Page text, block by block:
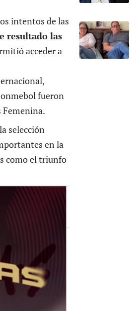
intentos de las
resultado las
acceder a
fueron
Femenina.
selección
en la
como el triunfo